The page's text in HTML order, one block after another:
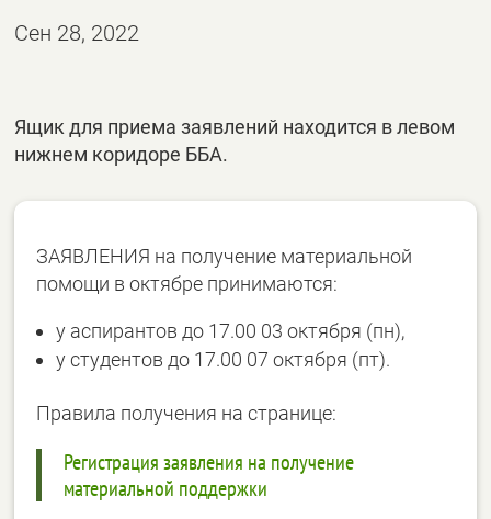
Сен 28, 2022
Ящик для приема заявлений находится в левом
нижнем коридоре ББА.
ЗАЯВЛЕНИЯ на получение материальной
помощи в октябре принимаются:
у аспирантов до 17.00 03 октября (пн),
у студентов до 17.00 07 октября (пт).
Правила получения на странице:
Регистрация заявления на получение
материальной поддержки